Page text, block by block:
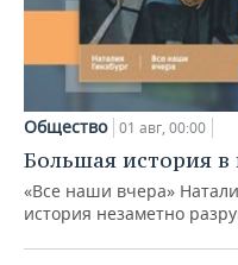
Общество 01 авг, 00:00
Большая история
«Все наши вчера»
история незаметно